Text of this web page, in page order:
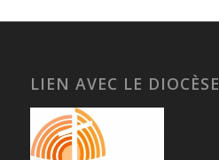
LIEN AVEC LE DIOCÈSE